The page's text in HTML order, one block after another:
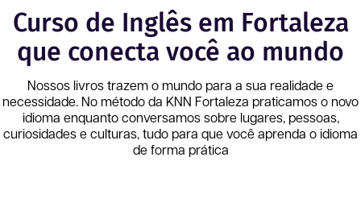
Curso de Inglês em Fortaleza
que conecta você ao mundo
Nossos livros trazem o mundo para a sua realidade e
necessidade. No método da KNN Fortaleza praticamos o novo
idioma enquanto conversamos sobre lugares, pessoas,
curiosidades e culturas, tudo para que você aprenda o idioma
de forma prática